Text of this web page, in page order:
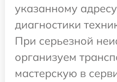
указанному
диагностики
При серьезной
организуем
мастерскую в